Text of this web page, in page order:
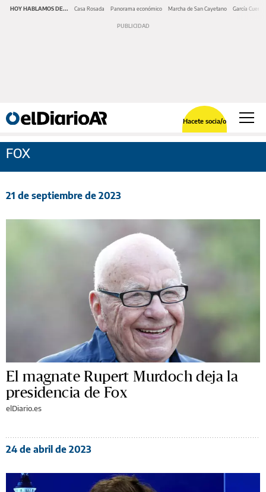
HOY HABLAMOS DE... Casa Rosada Panorama económico Marcha de San Cayetano García Cuerva
Hacete socia/o
FOX
21 de septiembre de 2023
El magnate Rupert Murdoch deja la
presidencia de Fox
elDiario.es
24 de abril de 2023